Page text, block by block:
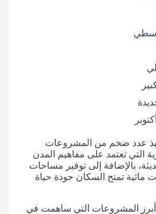
عدد ضخم من المشروعات
التي تعتمد على مفاهيم المدن
بالإضافة إلى توفير مساحات
تمنح السكان جودة حياة
المشروعات التي ساهمت في